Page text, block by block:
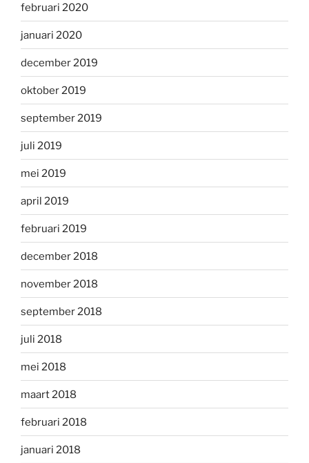
februari 2020
januari 2020
december 2019
oktober 2019
september 2019
juli 2019
mei 2019
april 2019
februari 2019
december 2018
november 2018
september 2018
juli 2018
mei 2018
maart 2018
februari 2018
januari 2018